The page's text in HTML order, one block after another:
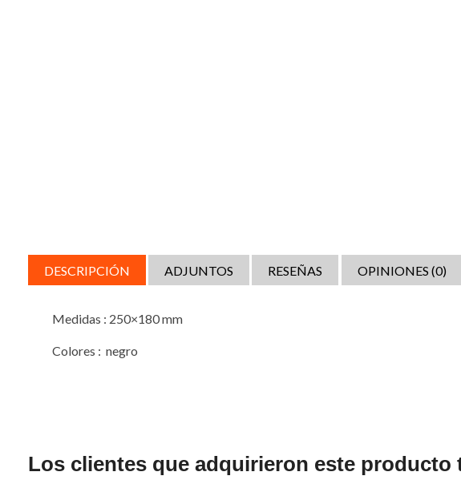
DESCRIPCIÓN ADJUNTOS RESEÑAS OPINIONES (0)
Medidas : 250×180 mm
Colores : negro
Los clientes que adquirieron este producto